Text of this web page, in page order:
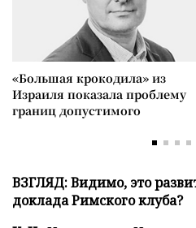
«Большая крокодила» из
Израиля показала проблему
границ допустимого
ВЗГЛЯД: Видимо, это
доклада Римского клуба?